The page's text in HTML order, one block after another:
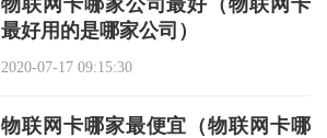
物联网卡哪家公司最好（物联网卡
最好用的是哪家公司）
2020-07-17 09:15:30
物联网卡哪家最便宜（物联网卡哪